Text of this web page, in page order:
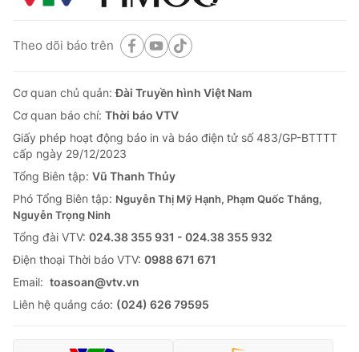
Theo dõi báo trên
Cơ quan chủ quản:Đài Truyền hình Việt Nam
Cơ quan báo chí: Thời báo VTV
Giấy phép hoạt động báo in và báo điện tử số 483/GP-BTTTT
cấp ngày 29/12/2023
Tổng Biên tập: Vũ Thanh Thủy
Phó Tổng Biên tập: Nguyễn Thị Mỹ Hạnh, Phạm Quốc Thắng,
Nguyễn Trọng Ninh
Tổng đài VTV: 024.38 355 931 - 024.38 355 932
Ðiện thoại Thời báo VTV: 0988 671 671
Email: toasoan@vtv.vn
Liên hệ quảng cáo: (024) 626 79595